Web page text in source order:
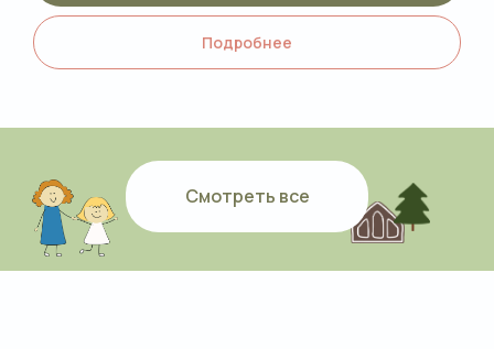
Подробнее
Смотреть все
После экскурсии продолжите отдых на
территории — прогуляйтесь по экотропам,
остановитесь у больших качелей, посетите
ПОДРОБНЕЕ
Всё самое важное о жизни
События